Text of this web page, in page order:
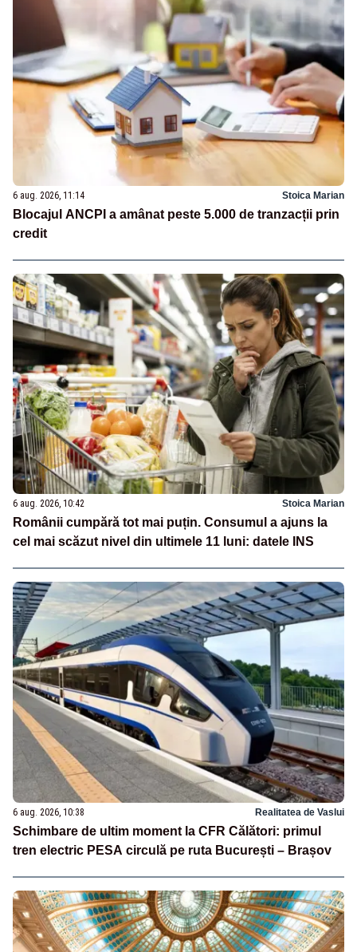
6 aug. 2026, 11:14 Stoica Marian
Blocajul ANCPI a amânat peste 5.000 de tranzacții prin
credit
6 aug. 2026, 10:42 Stoica Marian
Românii cumpără tot mai puțin. Consumul a ajuns la
cel mai scăzut nivel din ultimele 11 luni: datele INS
6 aug. 2026, 10:38 Realitatea de Vaslui
Schimbare de ultim moment la CFR Călători: primul
tren electric PESA circulă pe ruta București – Brașov